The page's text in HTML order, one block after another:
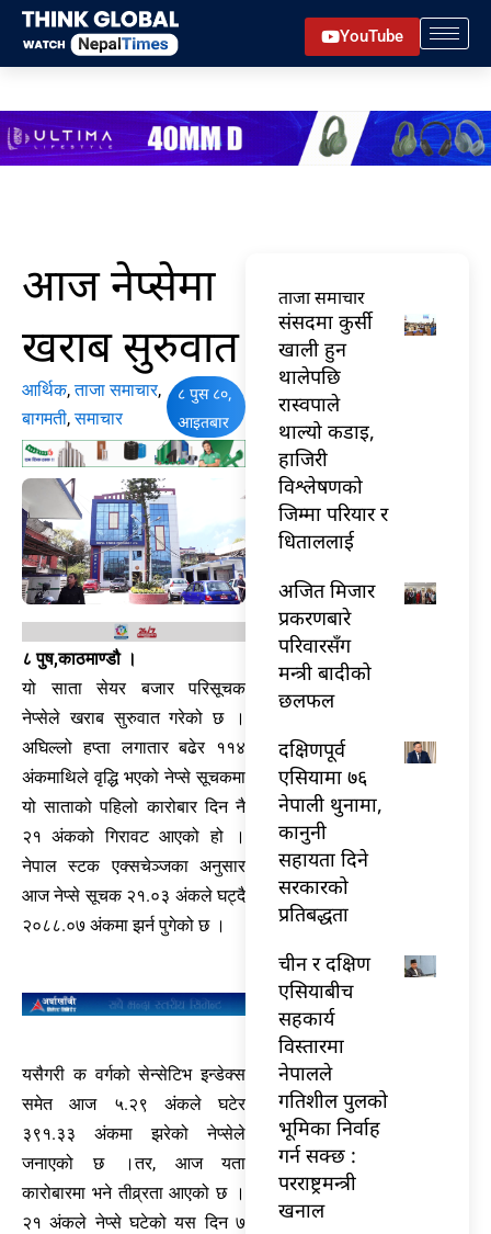
Skip
content
YouTube
आज नेप्सेमा
खराब सुरुवात
आर्थिक,ताजा समाचार,
बागमती,समाचार
८ पुस ८०,
आइतबार
८ पुष,काठमाण्डौ ।
यो साता सेयर बजार परिसूचक
नेप्सेले खराब सुरुवात गरेको छ ।
अघिल्लो हप्ता लगातार बढेर ११४
अंकमाथिले वृद्धि भएको नेप्से सूचकमा
यो साताको पहिलो कारोबार दिन नै
२१ अंकको गिरावट आएको हो ।
नेपाल स्टक एक्सचेञ्जका अनुसार
आज नेप्से सूचक २१.०३ अंकले घट्दै
२०८८.०७ अंकमा झर्न पुगेको छ ।
यसैगरी क वर्गको सेन्सेटिभ इन्डेक्स
समेत आज ५.२९ अंकले घटेर
३९१.३३ अंकमा झरेको नेप्सेले
जनाएको छ ।तर, आज यता
कारोबारमा भने तीव्र्रता आएको छ ।
२१ अंकले नेप्से घटेको यस दिन ७
ताजा समाचार
संसदमा कुर्सी
खाली हुन
थालेपछि
रास्वपाले
थाल्यो कडाइ,
हाजिरी
विश्लेषणको
जिम्मा परियार र
धिताललाई
अजित मिजार
प्रकरणबारे
परिवारसँग
मन्त्री बादीको
छलफल
दक्षिणपूर्व
एसियामा ७६
नेपाली थुनामा,
कानुनी
सहायता दिने
सरकारको
प्रतिबद्धता
चीन र दक्षिण
एसियाबीच
सहकार्य
विस्तारमा
नेपालले
गतिशील पुलको
भूमिका निर्वाह
गर्न सक्छ :
परराष्ट्रमन्त्री
खनाल